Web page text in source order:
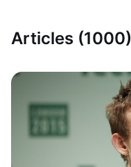
Articles (1000)